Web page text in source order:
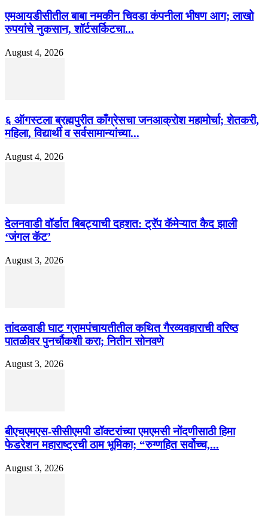
एमआयडीसीतील बाबा नमकीन चिवडा कंपनीला भीषण आग; लाखो
रुपयांचे नुकसान, शॉर्टसर्किटचा...
August 4, 2026
६ ऑगस्टला ब्रह्मपुरीत काँग्रेसचा जनआक्रोश महामोर्चा; शेतकरी,
महिला, विद्यार्थी व सर्वसामान्यांच्या...
August 4, 2026
देलनवाडी वॉर्डात बिबट्याची दहशत: ट्रॅप कॅमेऱ्यात कैद झाली
‘जंगल कॅट’
August 3, 2026
तांदळवाडी घाट ग्रामपंचायतीतील कथित गैरव्यवहाराची वरिष्ठ
पातळीवर पुनर्चौकशी करा; नितीन सोनवणे
August 3, 2026
बीएचएमएस-सीसीएमपी डॉक्टरांच्या एमएमसी नोंदणीसाठी हिमा
फेडरेशन महाराष्ट्रची ठाम भूमिका; “रुग्णहित सर्वोच्च,...
August 3, 2026